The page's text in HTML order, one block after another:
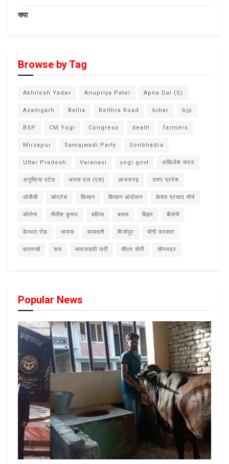
सपा
Browse by Tag
Akhilesh Yadav Anupriya Patel Apna Dal (S)
Azamgarh Ballia Belthra Road bihar bjp
BSP CM Yogi Congress death farmers
Mirzapur Samajwadi Party Sonbhadra
Uttar Pradesh Varanasi yogi govt अखिलेश यादव
अनुप्रिया पटेल अपना दल (एस) आजमगढ़ उत्तर प्रदेश
ओबीसी कांग्रेस किसान किसान आंदोलन केशव प्रसाद मौर्य
कोरोना नीतीश कुमार बलिया बसपा बिहार बीजेपी
बेल्थरा रोड भाजपा मायावती मिर्जापुर योगी सरकार
वाराणसी सपा समाजवादी पार्टी सीएम योगी सोनभद्र
Popular News